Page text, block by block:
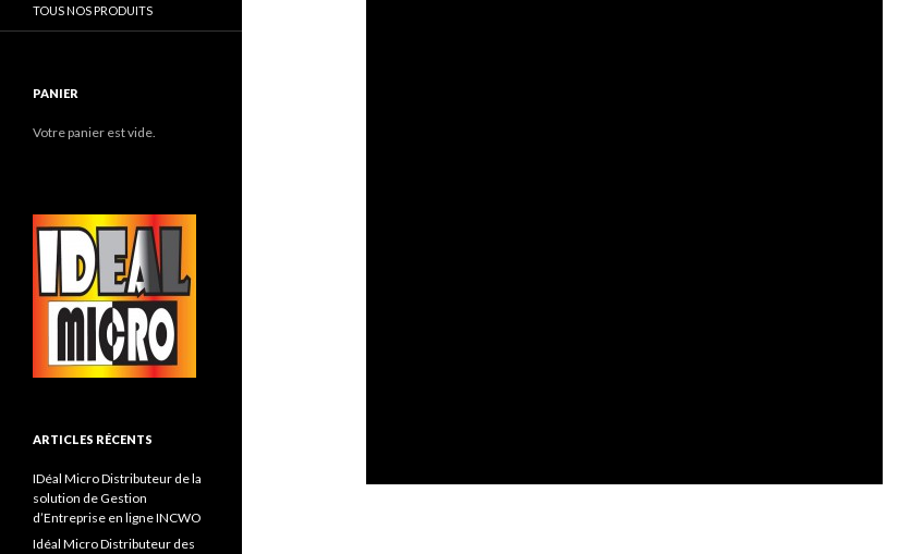
TOUS NOS PRODUITS
PANIER
Votre panier est vide.
ARTICLES RÉCENTS
IDéal Micro Distributeur de la
solution de Gestion
d’Entreprise en ligne INCWO
Idéal Micro Distributeur des